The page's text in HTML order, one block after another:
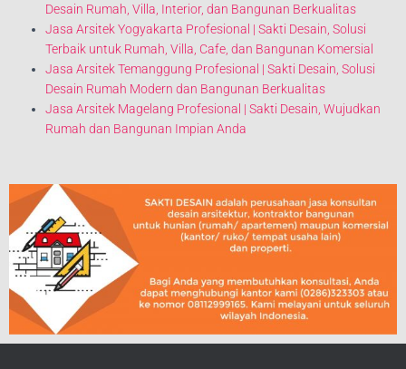
Desain Rumah, Villa, Interior, dan Bangunan Berkualitas
Jasa Arsitek Yogyakarta Profesional | Sakti Desain, Solusi
Terbaik untuk Rumah, Villa, Cafe, dan Bangunan Komersial
Jasa Arsitek Temanggung Profesional | Sakti Desain, Solusi
Desain Rumah Modern dan Bangunan Berkualitas
Jasa Arsitek Magelang Profesional | Sakti Desain, Wujudkan
Rumah dan Bangunan Impian Anda